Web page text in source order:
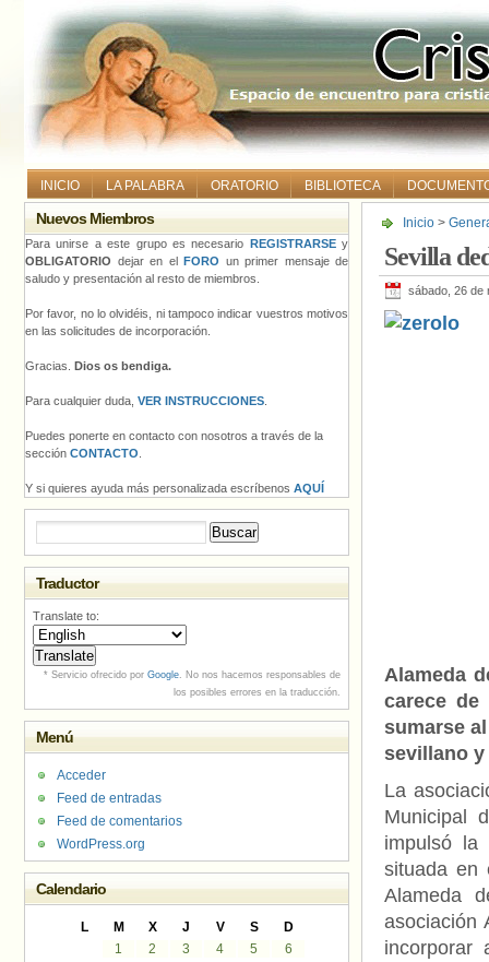
INICIO LA PALABRA ORATORIO BIBLIOTECA
Inicio >
Sevilla
sábado, 26 de
Alameda
carece de
sumarse
sevillano y
La
Municipal
impulsó la
situada en
Alameda
asociación
Nuevos Miembros
Para unirse a este grupo es necesario REGISTRARSEy
OBLIGATORIO dejar en el FORO un primer mensaje de
saludo y presentación al resto de miembros.
Por favor, no lo olvidéis, ni tampoco indicar vuestros motivos
en las solicitudes de incorporación.
Gracias. Dios os bendiga.
Para cualquier duda, VER INSTRUCCIONES
Puedes ponerte en contacto con nosotros a través de la
sección CONTACTO
Y si quieres ayuda más personalizada escríbenos AQUÍ
Traductor
Translate to:
* Servicio ofrecido por Google. No nos hacemos responsables de
los posibles errores en la traducción.
Menú
Acceder
Feed de entradas
Feed de comentarios
WordPress.org
Calendario
L M X J V S
D
1
2 3 4 5
6